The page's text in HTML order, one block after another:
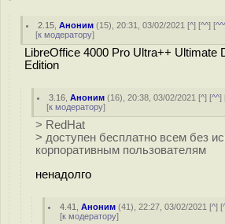
2.15 ,Аноним (15), 20:31, 03/02/2021 [^] [^^] [
[к модератору]
LibreOffice 4000 Pro Ultra++ Ultimate
Edition
3.16 ,Аноним (16), 20:38, 03/02/2021 [^] [^^]
[к модератору]
> RedHat
> доступен бесплатно всем без
корпоративным пользователям
ненадолго
4.41 ,Аноним (41), 22:27, 03/02/2021 [^] [
[к модератору]